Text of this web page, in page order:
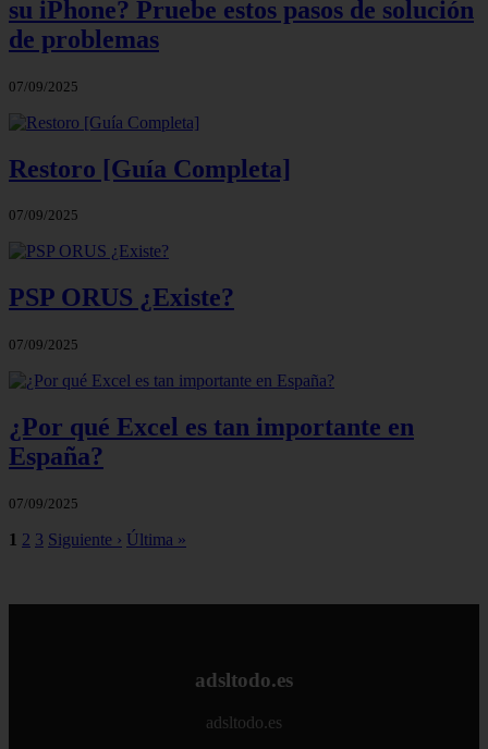
su iPhone? Pruebe estos pasos de solución
de problemas
07/09/2025
Restoro [Guía Completa]
07/09/2025
PSP ORUS ¿Existe?
07/09/2025
¿Por qué Excel es tan importante en
España?
07/09/2025
1 2 3 Siguiente › Última »
adsltodo.es
adsltodo.es